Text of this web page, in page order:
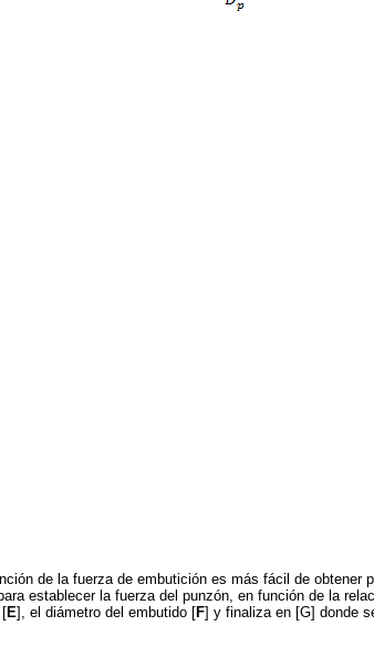
de la fuerza de embutición es más fácil de obtener
establecer la fuerza del punzón, en función de la
[E], el diámetro del embutido [F] y finaliza en [G] donde